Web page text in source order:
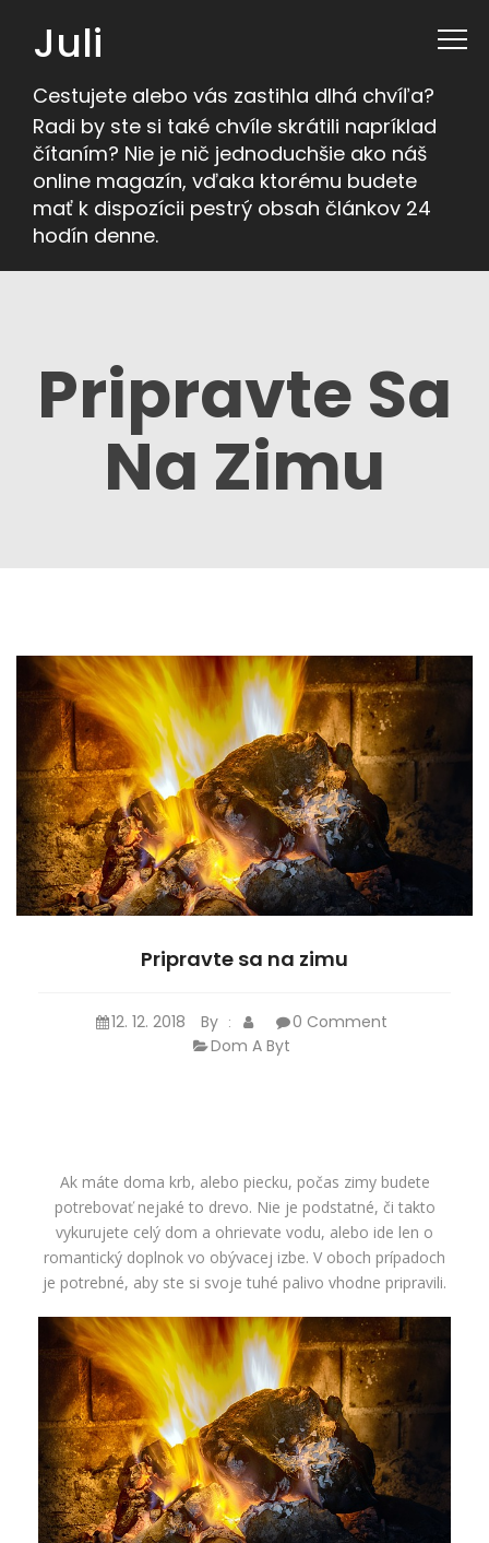
Juli
Cestujete alebo vás zastihla dlhá chvíľa?
Radi by ste si také chvíle skrátili napríklad
čítaním? Nie je nič jednoduchšie ako náš
online magazín, vďaka ktorému budete
mať k dispozícii pestrý obsah článkov 24
hodín denne.
Pripravte Sa
Na Zimu
Pripravte sa na zimu
12. 12. 2018 By :
0 Comment
Dom A Byt
Ak máte doma krb, alebo piecku, počas zimy budete
potrebovať nejaké to drevo. Nie je podstatné, či takto
vykurujete celý dom a ohrievate vodu, alebo ide len o
romantický doplnok vo obývacej izbe. V oboch prípadoch
je potrebné, aby ste si svoje tuhé palivo vhodne pripravili.